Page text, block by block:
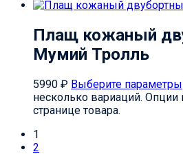
Плащ кожаный
Мумий Тролль
5990 ₽ Выберите параметры
несколько вариаций.
странице товара.
1
2